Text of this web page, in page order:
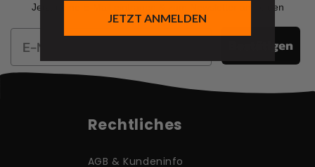
Jetzt deine E-Mail eintragen & zum Newsletter anmelden
Email Bestätigen
Rechtliches
AGB & Kundeninfo
JETZT ANMELDEN